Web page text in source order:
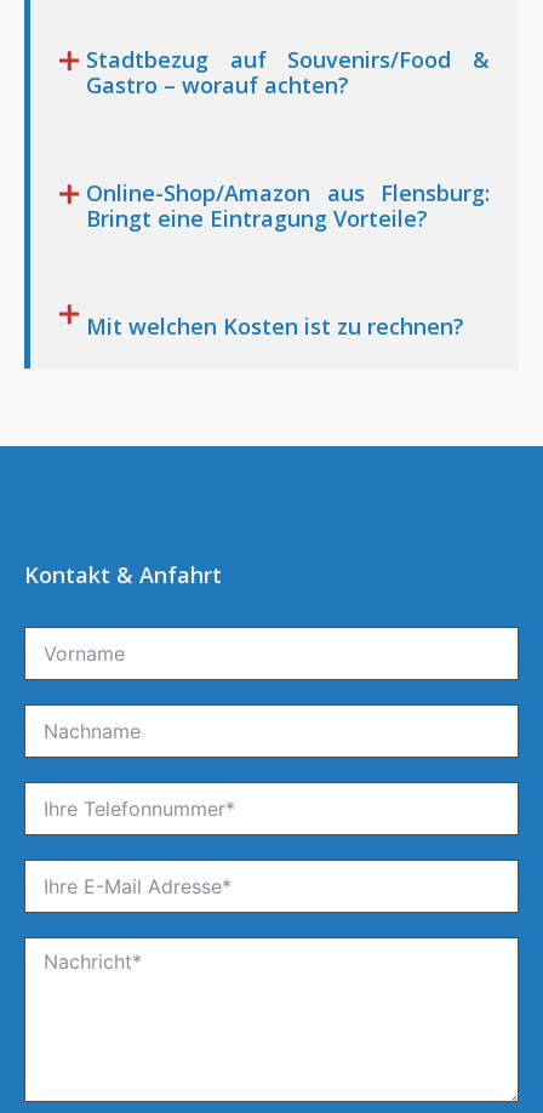
Stadtbezug auf Souvenirs/Food &
Gastro – worauf achten?
Online-Shop/Amazon aus Flensburg:
Bringt eine Eintragung Vorteile?
Mit welchen Kosten ist zu rechnen?
Kontakt & Anfahrt